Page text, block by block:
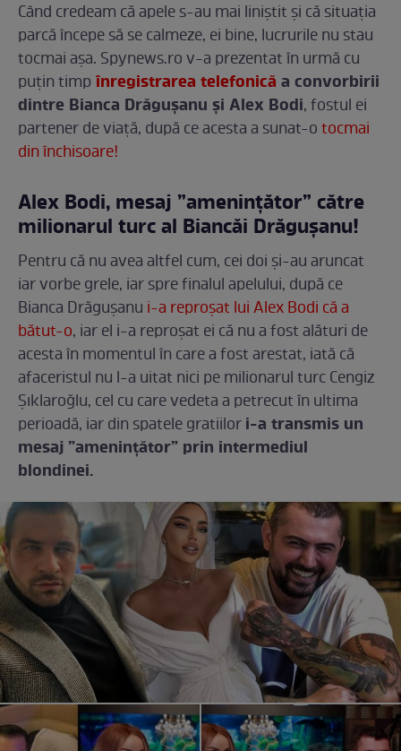
Când credeam că apele s-au mai liniștit și că situația
parcă începe să se calmeze, ei bine, lucrurile nu stau
tocmai așa. Spynews.ro v-a prezentat în urmă cu
puțin timp înregistrarea telefonică a convorbirii
dintre Bianca Drăgușanu și Alex Bodi, fostul ei
partener de viață, după ce acesta a sunat-otocmai
din închisoare!
Alex Bodi, mesaj ”amenințător” către
milionarul turc al Biancăi Drăgușanu!
Pentru că nu avea altfel cum, cei doi și-au aruncat
iar vorbe grele, iar spre finalul apelului, după ce
Bianca Drăgușanu i-a reproșat lui Alex Bodi că a
bătut-o, iar el i-a reproșat ei că nu a fost alături de
acesta în momentul în care a fost arestat, iată că
afaceristul nu l-a uitat nici pe milionarul turc Cengiz
Şıklaroğlu, cel cu care vedeta a petrecut în ultima
perioadă, iar din spatele gratiilori-a transmis un
mesaj ”amenințător” prin intermediul
blondinei.